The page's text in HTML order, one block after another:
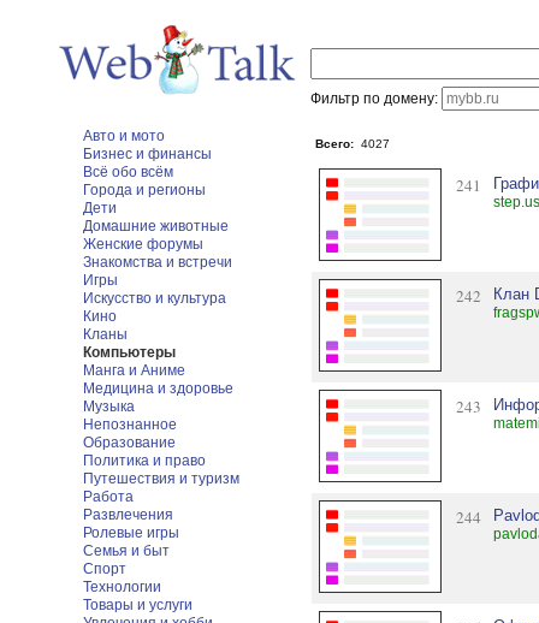
Фильтр по домену:
Авто и мото
Бизнес и финансы
Всё обо всём
Города и регионы
Дети
Домашние животные
Женские форумы
Знакомства и встречи
Игры
Искусство и культура
Кино
Кланы
Компьютеры
Манга и Аниме
Медицина и здоровье
Музыка
Непознанное
Образование
Политика и право
Путешествия и туризм
Работа
Развлечения
Ролевые игры
Семья и быт
Спорт
Технологии
Товары и услуги
Всего: 4027
241
242 Клан
243
244